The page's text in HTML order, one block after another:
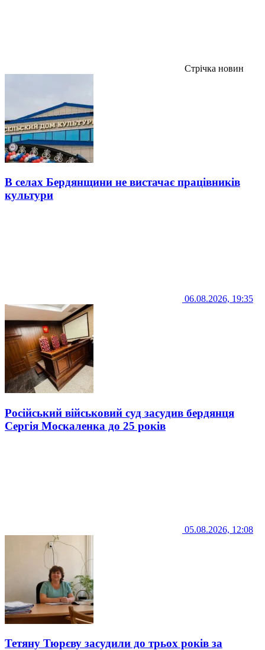
Стрічка новин
В селах Бердянщини не вистачає працівників
культури
06.08.2026, 19:35
Російський військовий суд засудив бердянця
Сергія Москаленка до 25 років
05.08.2026, 12:08
Тетяну Тюрєву засудили до трьох років за